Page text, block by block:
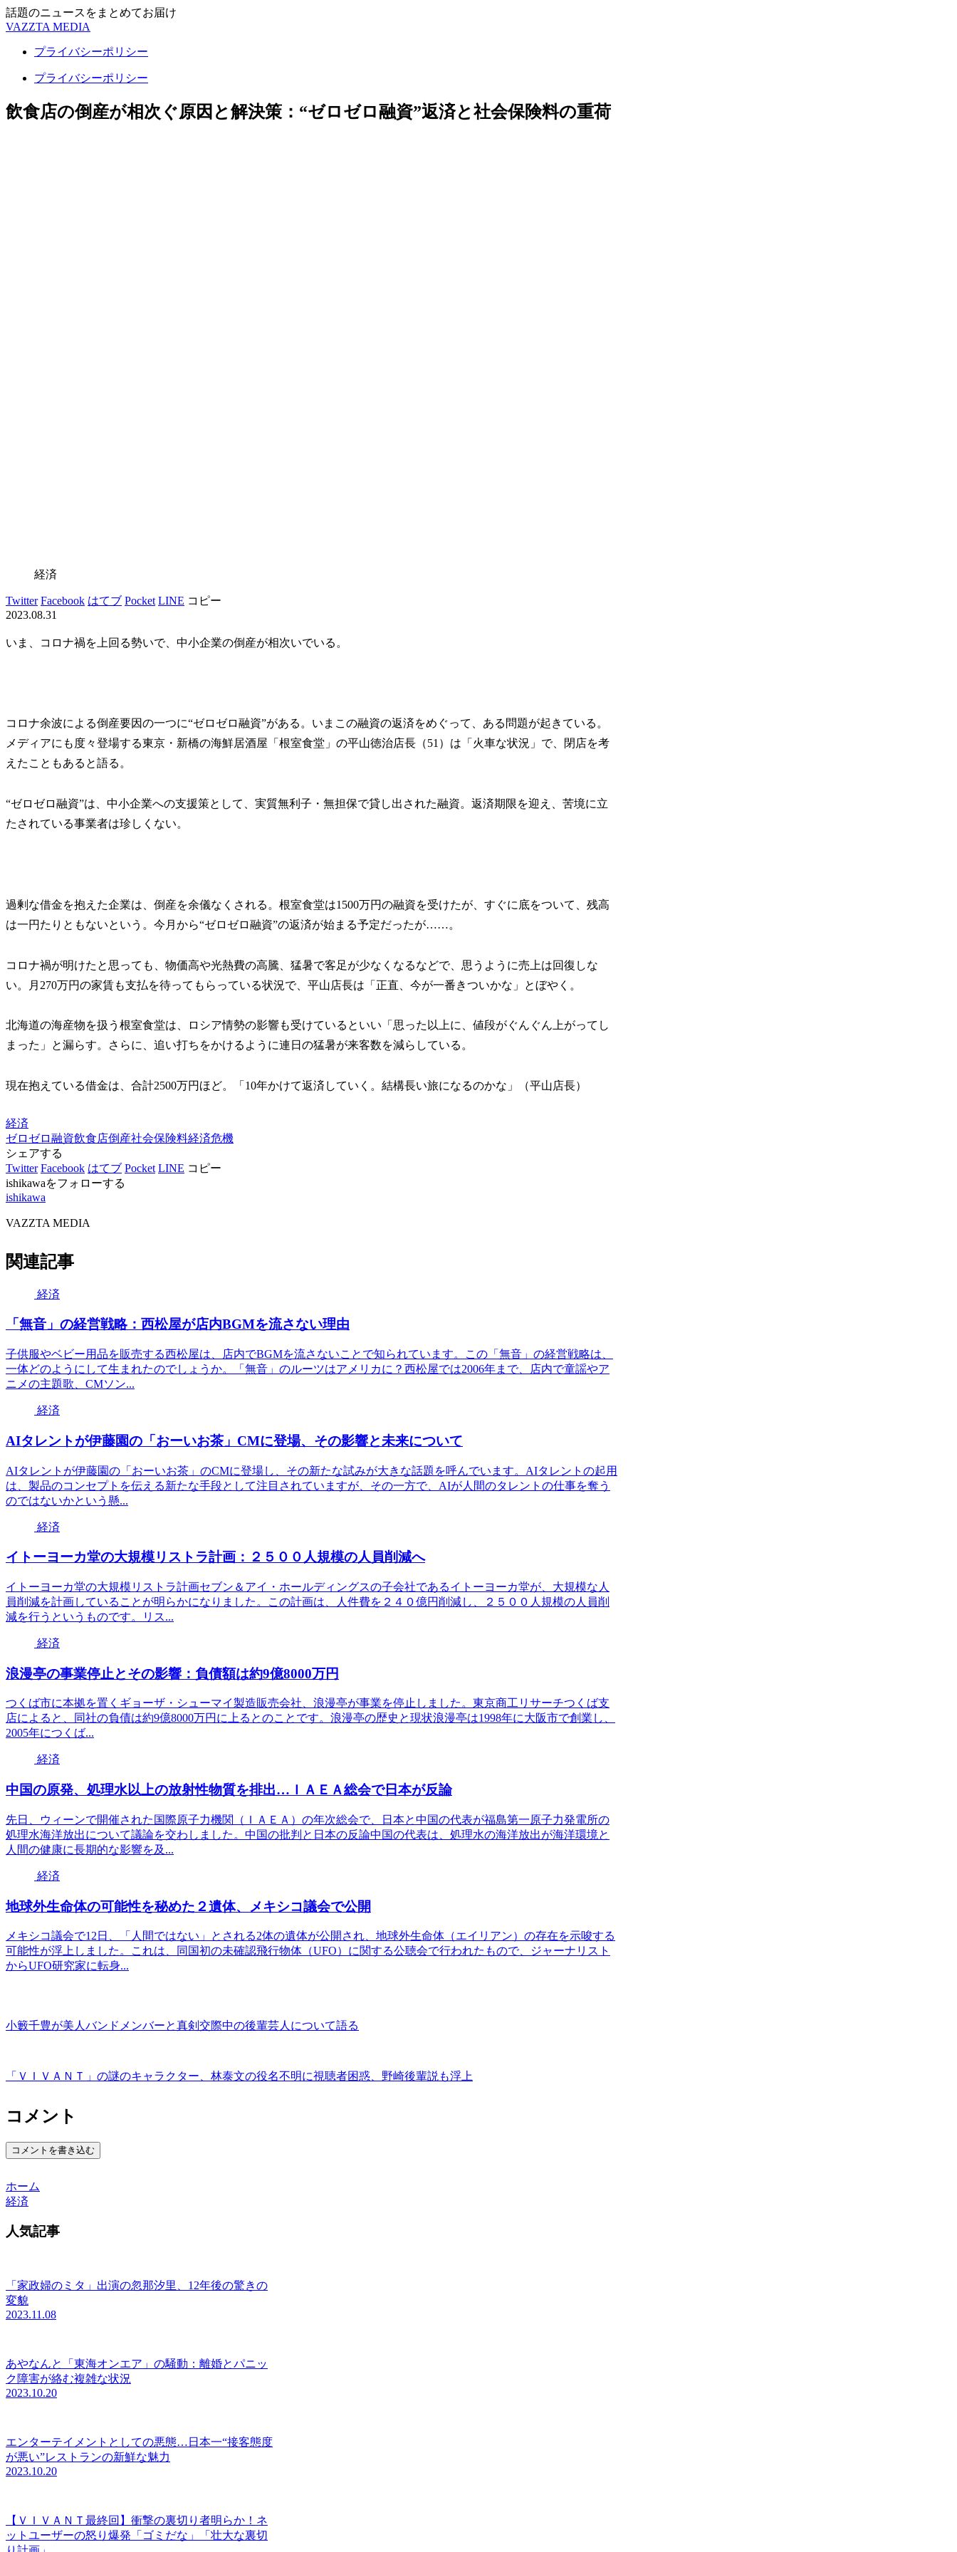
話題のニュースをまとめてお届け
VAZZTA MEDIA
プライバシーポリシー
プライバシーポリシー
飲食店の倒産が相次ぐ原因と解決策：“ゼロゼロ融資”返済と社会保険料の重荷
経済
Twitter Facebook はてブ Pocket LINE コピー
2023.08.31
いま、コロナ禍を上回る勢いで、中小企業の倒産が相次いでいる。
コロナ余波による倒産要因の一つに“ゼロゼロ融資”がある。いまこの融資の返済をめぐって、ある問題が起きている。
メディアにも度々登場する東京・新橋の海鮮居酒屋「根室食堂」の平山徳治店長（51）は「火車な状況」で、閉店を考
えたこともあると語る。
“ゼロゼロ融資”は、中小企業への支援策として、実質無利子・無担保で貸し出された融資。返済期限を迎え、苦境に立
たされている事業者は珍しくない。
過剰な借金を抱えた企業は、倒産を余儀なくされる。根室食堂は1500万円の融資を受けたが、すぐに底をついて、残高
は一円たりともないという。今月から“ゼロゼロ融資”の返済が始まる予定だったが……。
コロナ禍が明けたと思っても、物価高や光熱費の高騰、猛暑で客足が少なくなるなどで、思うように売上は回復しな
い。月270万円の家賃も支払を待ってもらっている状況で、平山店長は「正直、今が一番きついかな」とぼやく。
北海道の海産物を扱う根室食堂は、ロシア情勢の影響も受けているといい「思った以上に、値段がぐんぐん上がってし
まった」と漏らす。さらに、追い打ちをかけるように連日の猛暑が来客数を減らしている。
現在抱えている借金は、合計2500万円ほど。「10年かけて返済していく。結構長い旅になるのかな」（平山店長）
経済
ゼロゼロ融資飲食店倒産社会保険料経済危機
シェアする
Twitter Facebook はてブ Pocket LINE コピー
ishikawaをフォローする
ishikawa
VAZZTA MEDIA
関連記事
経済
「無音」の経営戦略：西松屋が店内BGMを流さない理由
子供服やベビー用品を販売する西松屋は、店内でBGMを流さないことで知られています。この「無音」の経営戦略は、
一体どのようにして生まれたのでしょうか。「無音」のルーツはアメリカに？西松屋では2006年まで、店内で童謡やア
ニメの主題歌、CMソン...
経済
AIタレントが伊藤園の「おーいお茶」CMに登場、その影響と未来について
AIタレントが伊藤園の「おーいお茶」のCMに登場し、その新たな試みが大きな話題を呼んでいます。AIタレントの起用
は、製品のコンセプトを伝える新たな手段として注目されていますが、その一方で、AIが人間のタレントの仕事を奪う
のではないかという懸...
経済
イトーヨーカ堂の大規模リストラ計画：２５００人規模の人員削減へ
イトーヨーカ堂の大規模リストラ計画セブン＆アイ・ホールディングスの子会社であるイトーヨーカ堂が、大規模な人
員削減を計画していることが明らかになりました。この計画は、人件費を２４０億円削減し、２５００人規模の人員削
減を行うというものです。リス...
経済
浪漫亭の事業停止とその影響：負債額は約9億8000万円
つくば市に本拠を置くギョーザ・シューマイ製造販売会社、浪漫亭が事業を停止しました。東京商工リサーチつくば支
店によると、同社の負債は約9億8000万円に上るとのことです。浪漫亭の歴史と現状浪漫亭は1998年に大阪市で創業し、
2005年につくば...
経済
中国の原発、処理水以上の放射性物質を排出…ＩＡＥＡ総会で日本が反論
先日、ウィーンで開催された国際原子力機関（ＩＡＥＡ）の年次総会で、日本と中国の代表が福島第一原子力発電所の
処理水海洋放出について議論を交わしました。中国の批判と日本の反論中国の代表は、処理水の海洋放出が海洋環境と
人間の健康に長期的な影響を及...
経済
地球外生命体の可能性を秘めた２遺体、メキシコ議会で公開
メキシコ議会で12日、「人間ではない」とされる2体の遺体が公開され、地球外生命体（エイリアン）の存在を示唆する
可能性が浮上しました。これは、同国初の未確認飛行物体（UFO）に関する公聴会で行われたもので、ジャーナリスト
からUFO研究家に転身...
小籔千豊が美人バンドメンバーと真剣交際中の後輩芸人について語る
「ＶＩＶＡＮＴ」の謎のキャラクター、林泰文の役名不明に視聴者困惑、野崎後輩説も浮上
コメント
コメントを書き込む
ホーム
経済
人気記事
「家政婦のミタ」出演の忽那汐里、12年後の驚きの
変貌
2023.11.08
あやなんと「東海オンエア」の騒動：離婚とパニッ
ク障害が絡む複雑な状況
2023.10.20
エンターテイメントとしての悪態…日本一“接客態度
が悪い”レストランの新鮮な魅力
2023.10.20
【ＶＩＶＡＮＴ最終回】衝撃の裏切り者明らか！ネ
ットユーザーの怒り爆発「ゴミだな」「壮大な裏切